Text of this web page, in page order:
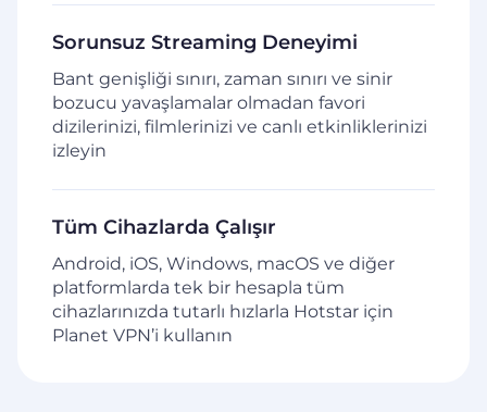
Sorunsuz Streaming Deneyimi
Bant genişliği sınırı, zaman sınırı ve sinir
bozucu yavaşlamalar olmadan favori
dizilerinizi, filmlerinizi ve canlı etkinliklerinizi
izleyin
Tüm Cihazlarda Çalışır
Android, iOS, Windows, macOS ve diğer
platformlarda tek bir hesapla tüm
cihazlarınızda tutarlı hızlarla Hotstar için
Planet VPN’i kullanın